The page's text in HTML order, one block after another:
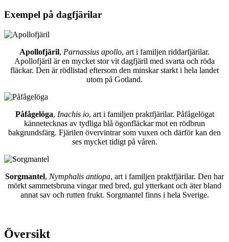
Exempel på dagfjärilar
Apollofjäril, Parnassius apollo, art i familjen riddarfjärilar.
Apollofjäril är en mycket stor vit dagfjäril med svarta och röda
fläckar. Den är rödlistad eftersom den minskar starkt i hela landet
utom på Gotland.
Påfågelöga, Inachis io, art i familjen praktfjärilar. Påfågelögat
kännetecknas av tydliga blå ögonfläckar mot en rödbrun
bakgrundsfärg. Fjärilen övervintrar som vuxen och därför kan den
ses mycket tidigt på våren.
Sorgmantel, Nymphalis antiopa, art i familjen praktfjärilar. Den har
mörkt sammetsbruna vingar med bred, gul ytterkant och äter bland
annat sav och rutten frukt. Sorgmantel finns i hela Sverige.
Översikt